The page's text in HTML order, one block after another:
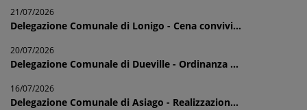
21/07/2026
Delegazione Comunale di Lonigo - Cena convivi...
20/07/2026
Delegazione Comunale di Dueville - Ordinanza ...
16/07/2026
Delegazione Comunale di Asiago - Realizzazion...